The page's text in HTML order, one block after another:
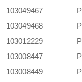
103049467
103049468
103012229
103008447
103008449